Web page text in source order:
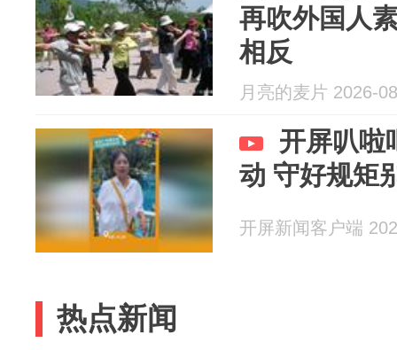
再吹外国人
相反
月亮的麦片 2026-
开屏叭啦
动 守好规矩
开屏新闻客户端
热点新闻